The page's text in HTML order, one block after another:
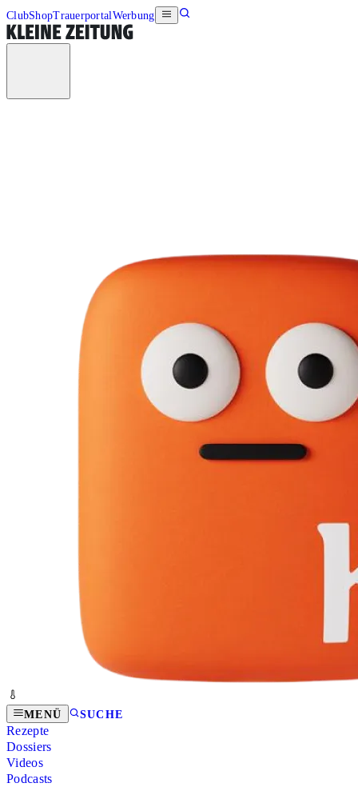
ClubShopTrauerportalWerbung
MENÜ SUCHE
Rezepte
Dossiers
Videos
Podcasts